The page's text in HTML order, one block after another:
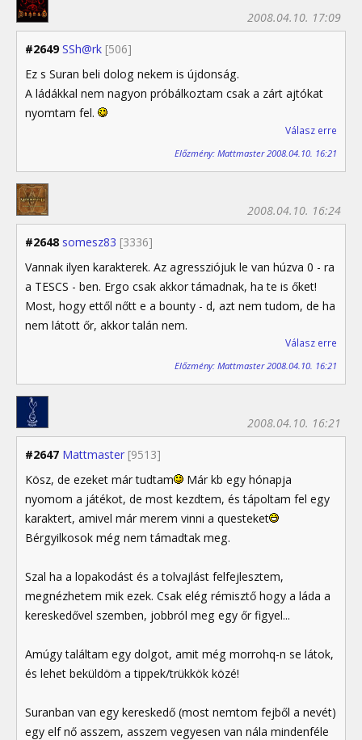
#2649 SSh@rk [506]
2008.04.10. 17:09
Ez s Suran beli dolog nekem is újdonság.
A ládákkal nem nagyon próbálkoztam csak a zárt ajtókat
nyomtam fel.
Válasz erre
Előzmény: Mattmaster 2008.04.10. 16:21
#2648 somesz83 [3336]
2008.04.10. 16:24
Vannak ilyen karakterek. Az agressziójuk le van húzva 0 - ra
a TESCS - ben. Ergo csak akkor támadnak, ha te is őket!
Most, hogy ettől nőtt e a bounty - d, azt nem tudom, de ha
nem látott őr, akkor talán nem.
Válasz erre
Előzmény: Mattmaster 2008.04.10. 16:21
#2647 Mattmaster [9513]
2008.04.10. 16:21
Kösz, de ezeket már tudtam
Már kb egy hónapja
nyomom a játékot, de most kezdtem, és tápoltam fel egy
karaktert, amivel már merem vinni a questeket
Bérgyilkosok még nem támadtak meg.
Szal ha a lopakodást és a tolvajlást felfejlesztem,
megnézhetem mik ezek. Csak elég rémisztő hogy a láda a
kereskedővel szemben, jobbról meg egy őr figyel...
Amúgy találtam egy dolgot, amit még morrohq-n se látok,
és lehet beküldöm a tippek/trükkök közé!
Suranban van egy kereskedő (most nemtom fejből a nevét)
egy elf nő asszem, asszem vegyesen van nála mindenféle